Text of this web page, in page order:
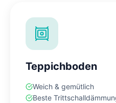
Teppichboden
Weich & gemütlich
Beste